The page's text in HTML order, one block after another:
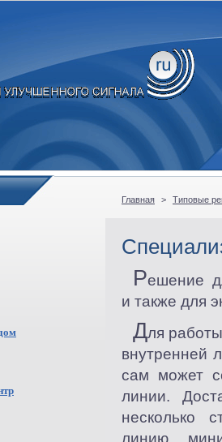
Главная > Типовые
Решение
и также для
Для
внутренней
сам может
линии.
несколько
линию